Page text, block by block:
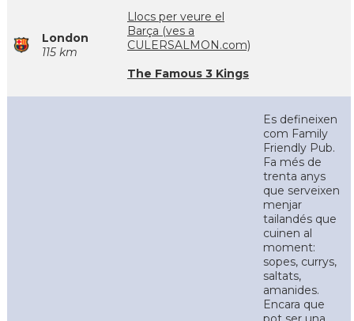
London
115 km
Llocs per veure el
Barça (ves a
CULERSALMON.com)
The Famous 3 Kings
Es defineixen
com Family
Friendly Pub.
Fa més de
trenta anys
que serveixen
menjar
tailandés que
cuinen al
moment:
sopes, currys,
saltats,
amanides.
Encara que